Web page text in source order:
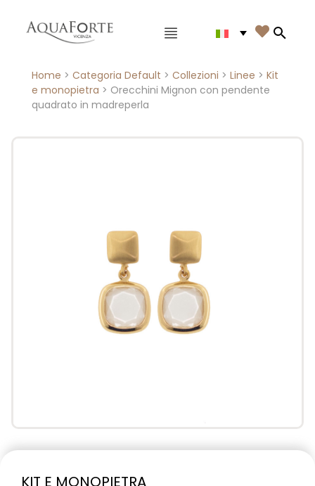
Menù principale 
Home > Categoria Default > Collezioni > Linee > Kit
e monopietra > Orecchini Mignon con pendente
quadrato in madreperla
KIT E MONOPIETRA